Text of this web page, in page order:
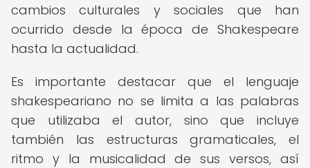
cambios culturales y sociales que han
ocurrido desde la época de Shakespeare
hasta la actualidad.
Es importante destacar que el lenguaje
shakespeariano no se limita a las palabras
que utilizaba el autor, sino que incluye
también las estructuras gramaticales, el
ritmo y la musicalidad de sus versos, así